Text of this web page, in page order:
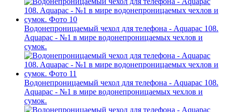
Водонепроницаемый чехол для телефона - Aquapac 108.
Aquapac - №1 в мире водонепроницаемых чехлов и
сумок.
Водонепроницаемый чехол для телефона - Aquapac 108.
Aquapac - №1 в мире водонепроницаемых чехлов и
сумок.